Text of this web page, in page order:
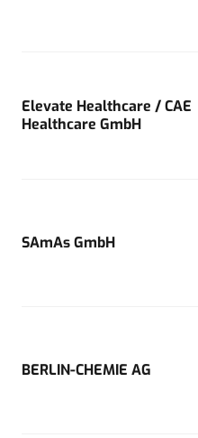
Elevate Healthcare / CAE
Healthcare GmbH
SAmAs GmbH
BERLIN-CHEMIE AG